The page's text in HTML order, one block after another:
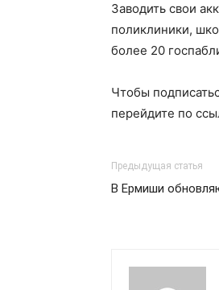
Заводить свои
поликлиники,
более 20
Чтобы
перейдите по
Предыдущая статья
В Ермиши